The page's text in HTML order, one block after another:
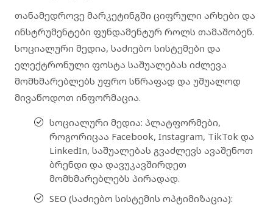
თანამედროვე მარკეტინგში ციფრული არხები და
ინსტრუმენტები ფუნდამენტურ როლს თამაშობენ.
სოციალური მედია, საძიებო სისტემები და
ელექტრონული ფოსტა საშუალებას იძლევა
მომხმარებლებს უფრო სწრაფად და უშუალოდ
მივაწოდოთ ინფორმაცია.
სოციალური მედია: პლატფორმები,
როგორიცაა Facebook, Instagram, TikTok და
LinkedIn, საშუალებას გვაძლევს ავაშენოთ
ბრენდი და დავუკავშირდეთ
მომხმარებლებს პირადად.
SEO (საძიებო სისტემის ოპტიმიზაცია):